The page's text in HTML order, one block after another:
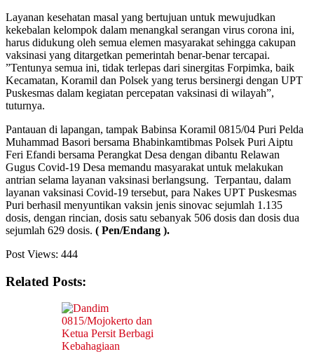
Layanan kesehatan masal yang bertujuan untuk mewujudkan
kekebalan kelompok dalam menangkal serangan virus corona ini,
harus didukung oleh semua elemen masyarakat sehingga cakupan
vaksinasi yang ditargetkan pemerintah benar-benar tercapai.
”Tentunya semua ini, tidak terlepas dari sinergitas Forpimka, baik
Kecamatan, Koramil dan Polsek yang terus bersinergi dengan UPT
Puskesmas dalam kegiatan percepatan vaksinasi di wilayah”,
tuturnya.
Pantauan di lapangan, tampak Babinsa Koramil 0815/04 Puri Pelda
Muhammad Basori bersama Bhabinkamtibmas Polsek Puri Aiptu
Feri Efandi bersama Perangkat Desa dengan dibantu Relawan
Gugus Covid-19 Desa memandu masyarakat untuk melakukan
antrian selama layanan vaksinasi berlangsung. Terpantau, dalam
layanan vaksinasi Covid-19 tersebut, para Nakes UPT Puskesmas
Puri berhasil menyuntikan vaksin jenis sinovac sejumlah 1.135
dosis, dengan rincian, dosis satu sebanyak 506 dosis dan dosis dua
sejumlah 629 dosis. ( Pen/Endang ).
Post Views: 444
Related Posts: